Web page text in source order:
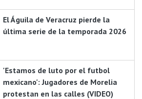
El Águila de Veracruz pierde la
última serie de la temporada 2026
'Estamos de luto por el futbol
mexicano': Jugadores de Morelia
protestan en las calles (VIDEO)